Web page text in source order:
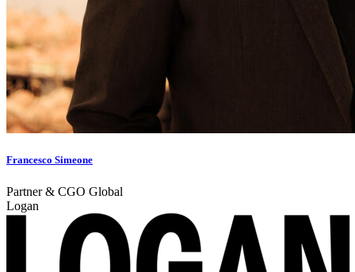
Francesco Simeone
Partner & CGO Global
Logan